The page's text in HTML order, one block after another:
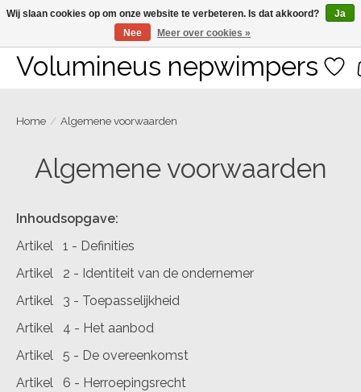
Large selection of products and fast shipping!
Volumineus nepwimpers
Home / Algemene voorwaarden
Algemene voorwaarden
Inhoudsopgave:
Artikel 1 - Definities
Artikel 2 - Identiteit van de ondernemer
Artikel 3 - Toepasselijkheid
Artikel 4 - Het aanbod
Artikel 5 - De overeenkomst
Artikel 6 - Herroepingsrecht
Wij slaan cookies op om onze website te verbeteren. Is dat akkoord?
Ja
Nee
Meer over cookies »